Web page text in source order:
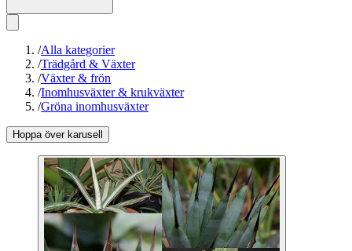
/Alla kategorier
/Trädgård & Växter
/Växter & frön
/Inomhusväxter & krukväxter
/Gröna inomhusväxter
Hoppa över karusell